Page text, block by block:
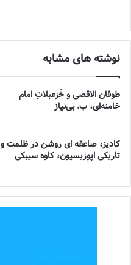
نوشته های مشابه
طوفان الاقصی و خُزعبلاتِ امام
خامنه‌ای، ب. بی‌نیاز
کادیز، صاعقه ای روشن در ظلمت و
تاریکی اپوزیسیون، کاوه سیبکی